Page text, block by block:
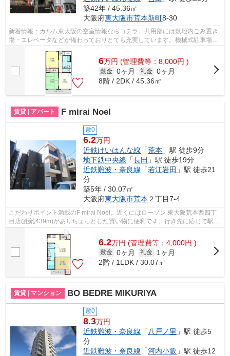
築42年 / 45.36㎡
大阪府東大阪市荒本新町8-30
新着情報：カルム東大阪の空室情報ならコチラ。共用部には敷地内ごみ置き
場・エレベータなどが備わっておりとても充実しています。機械式駐車場を
利用できる物件です。12階建ての物件...
6万円 (管理費等：8,000円 )
敷金 0ヶ月 礼金 0ヶ月
8階 / 2DK / 45.36㎡
賃貸 | アパート F mirai Noel
敷0
6.2万円
近鉄けいはんな線 「荒本 」駅 徒歩9分
地下鉄中央線 「長田 」駅 徒歩19分
近鉄難波・奈良線 「若江岩田 」駅 徒歩21
分
築5年 / 30.07㎡
大阪府東大阪市荒本 ２丁目7-4
こだわりポイント満載のF mirai Noel。近くにはローソン 東大阪荒本西四丁
目店(距離439m)がありちょっとした買い物に便利です。行き先に応じて駅を
選べる2駅利用可能な物件です。お昼...
6.2万円 (管理費等：4,000円 )
敷金 0ヶ月 礼金
1ヶ月
2階 / 1LDK / 30.07㎡
賃貸 | マンション BO BEDRE MIKURIYA
敷0
8.3万円
近鉄難波・奈良線 「 八戸ノ里 」駅 徒歩5
分
近鉄難波・奈良線 「河内小阪 」駅 徒歩12